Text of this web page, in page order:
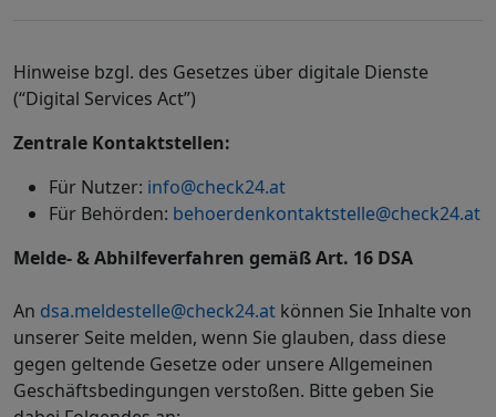
Hinweise bzgl. des Gesetzes über digitale Dienste
(“Digital Services Act”)
Zentrale Kontaktstellen:
Für Nutzer: info@check24.at
Für Behörden: behoerdenkontaktstelle@check24.at
Melde- & Abhilfeverfahren gemäß Art. 16 DSA
An dsa.meldestelle@check24.at können Sie Inhalte von
unserer Seite melden, wenn Sie glauben, dass diese
gegen geltende Gesetze oder unsere Allgemeinen
Geschäftsbedingungen verstoßen. Bitte geben Sie